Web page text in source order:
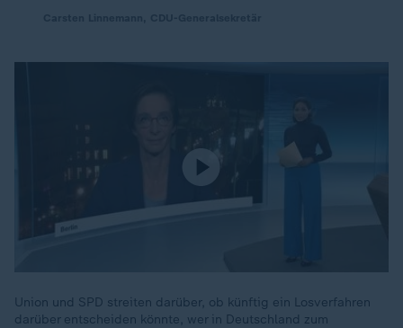
Union und SPD streiten darüber, ob künftig ein Losverfahren
darüber entscheiden könnte, wer in Deutschland zum